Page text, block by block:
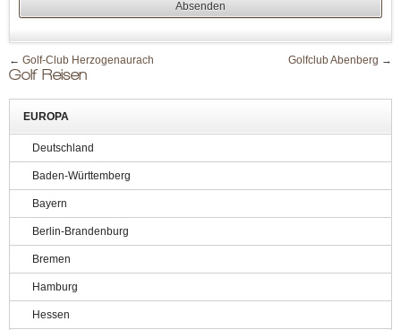
← Golf-Club Herzogenaurach Golfclub Abenberg →
Golf Reisen
EUROPA
Deutschland
Baden-Württemberg
Bayern
Berlin-Brandenburg
Bremen
Hamburg
Hessen